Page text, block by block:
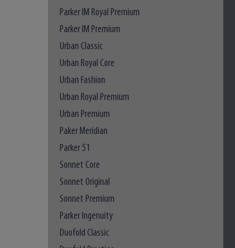
Parker IM Royal Premium
Parker IM Premium
Urban Classic
Urban Royal Core
Urban Fashion
Urban Royal Premium
Urban Premium
Paker Meridian
Parker 51
Sonnet Core
Sonnet Original
Sonnet Premium
Parker Ingenuity
Duofold Classic